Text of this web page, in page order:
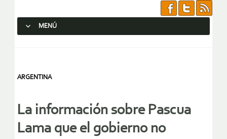
MENÚ
ARGENTINA
La información sobre Pascua
Lama que el gobierno no